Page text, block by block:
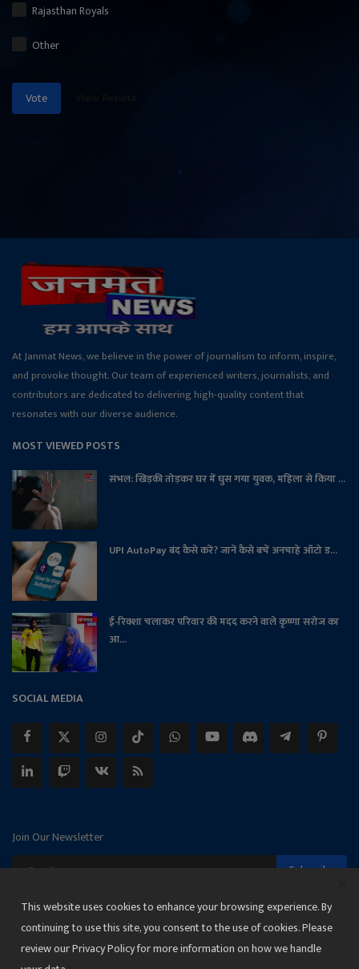
Rajasthan Royals
Other
Vote
At Janmat News, we believe in the power of journalism to inform, inspire,
and provoke thought. Our team of experienced writers, journalists, and
contributors are dedicated to delivering high-quality content that
resonates with our diverse audience.
MOST VIEWED POSTS
संभल: खिड़की तोड़कर घर में घुस गया युवक, महिला से किया ...
UPI AutoPay बंद कैसे करें? जानें कैसे बचें अनचाहे ऑटो ड...
ई-रिक्शा चलाकर परिवार की मदद करने वाले कृष्णा सरोज का
आ...
SOCIAL MEDIA
Join Our Newsletter
Subscribe
This website uses cookies to enhance your browsing experience. By
continuing to use this site, you consent to the use of cookies. Please
review our Privacy Policy for more information on how we handle